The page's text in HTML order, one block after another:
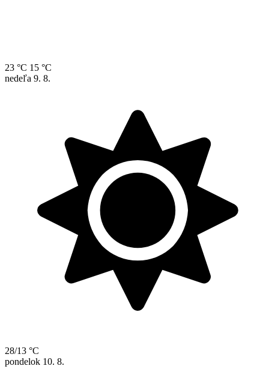
23 °C 15 °C
nedeľa 9. 8.
28/13 °C
pondelok 10. 8.